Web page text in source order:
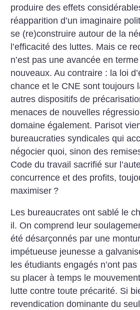
produire des effets
réapparition d’un imaginaire
se (re)construire autour de la
l’efficacité des luttes. Mais ce
n’est pas une avancée en
nouveaux. Au contraire : la loi
chance et le CNE sont toujours
autres dispositifs de
menaces de nouvelles
domaine également. Parisot
bureaucraties syndicales qui
négocier quoi, sinon des
Code du travail sacrifié sur
concurrence et des profits,
maximiser ?
Les bureaucrates ont sablé le
il. On comprend leur
été désarçonnés par une
impétueuse jeunesse a
les étudiants engagés n’ont pas
su placer à temps le
lutte contre toute précarité. Si
revendication dominante du